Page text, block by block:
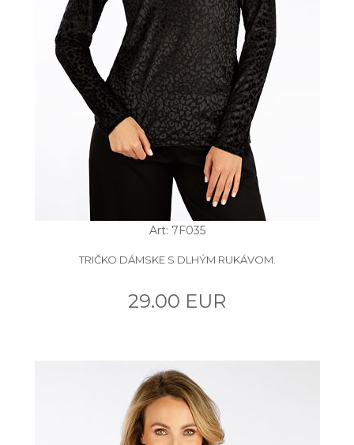
Art: 7F035
TRIČKO DÁMSKE S DLHÝM RUKÁVOM.
29.00 EUR